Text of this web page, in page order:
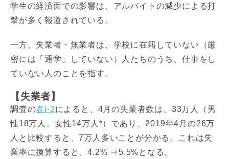
学生の経済面での影響は、アルバイトの減少による打
撃が多く報道されている。
一方、失業者・無業者は、学校に在籍していない（厳
密には「通学」していない）人たちのうち、仕事をし
ていない人のことを指す。
【失業者】
調査の表I-2によると、4月の失業者数は、33万人（男
性18万人、女性14万人*）であり、2019年4月の26万
人と比較すると、7万人多いことが分かる。これは失
業率に換算すると、4.2% ⇒5.5%となる。